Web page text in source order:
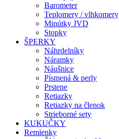
Barometer
Teplomery / vlhkomery
Minútky JVD
Stopky
ŠPERKY
Náhrdelníky
Náramky
Náušnice
Písmená & perly
Prstene
Retiazky
Retiazky na členok
Strieborné sety
KUKUČKY
Remienky